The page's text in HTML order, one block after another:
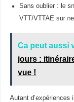
Sans oublier : le
VTT/VTTAE sur
Ca peut aussi
jours :
vue !
Autant